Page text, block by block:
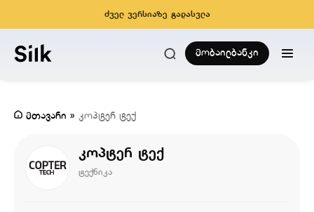
ძველ ვერსიაზე გადასვლა
მობაილბანკი
მთავარი » კოპტერ ტექ
კოპტერ ტექ
ტექნიკა